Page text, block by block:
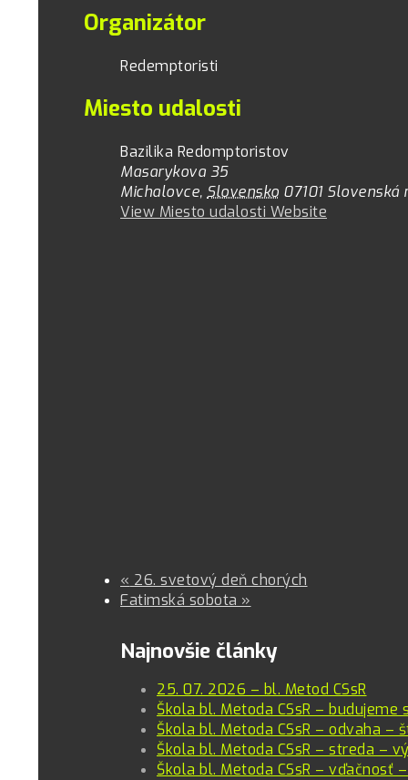
Organizátor
Redemptoristi
Miesto udalosti
Bazilika Redomptoristov
Masarykova 35
Michalovce, Slovensko 07101 Slovenská
View Miesto udalosti Website
« 26. svetový deň chorých
Fatimská sobota »
Najnovšie články
25. 07. 2026 – bl. Metod CSsR
Škola bl. Metoda CSsR –
Škola bl. Metoda CSsR – odvaha –
Škola bl. Metoda CSsR – streda –
Škola bl. Metoda CSsR – vďačnosť